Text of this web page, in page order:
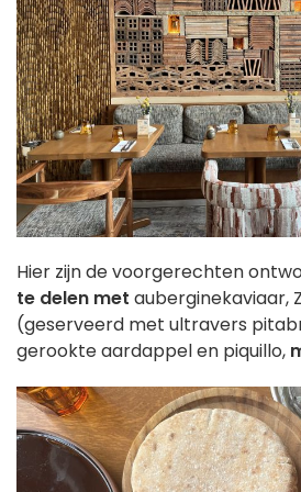
Hier zijn de voorgerechten
te delen met auberginekaviaar,
(geserveerd met ultravers
gerookte aardappel en piquillo,